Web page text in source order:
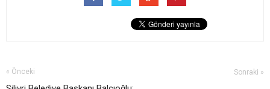
« Önceki Sonraki »